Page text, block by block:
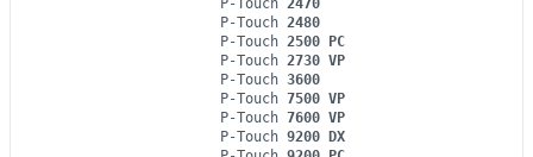
P-Touch 2470
P-Touch 2480
P-Touch 2500 PC
P-Touch 2730 VP
P-Touch 3600
P-Touch 7500 VP
P-Touch 7600 VP
P-Touch 9200 DX